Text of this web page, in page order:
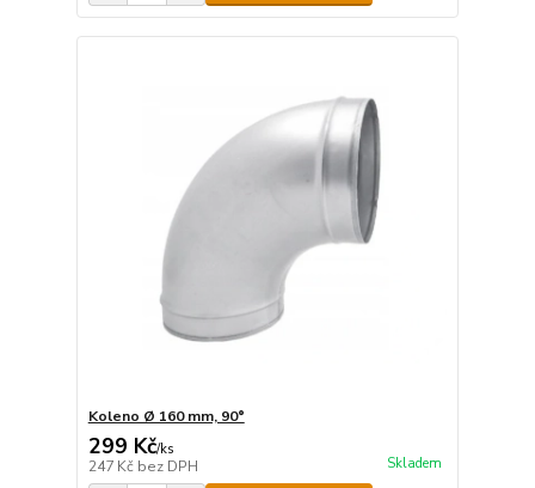
Koleno Ø 160 mm, 90°
299 Kč/ks
247 Kč bez DPH Skladem